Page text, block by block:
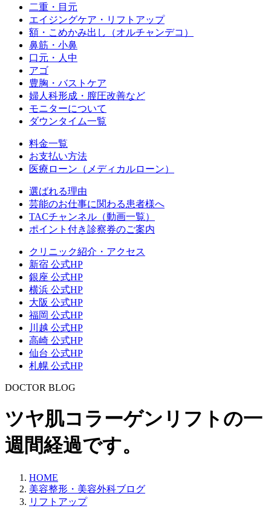
二重・目元
エイジングケア・リフトアップ
額・こめかみ出し（オルチャンデコ）
鼻筋・小鼻
口元・人中
アゴ
豊胸・バストケア
婦人科形成・膣圧改善など
モニターについて
ダウンタイム一覧
料金一覧
お支払い方法
医療ローン（メディカルローン）
選ばれる理由
芸能のお仕事に関わる患者様へ
TACチャンネル（動画一覧）
ポイント付き診察券のご案内
クリニック紹介・アクセス
新宿 公式HP
銀座 公式HP
横浜 公式HP
大阪 公式HP
福岡 公式HP
川越 公式HP
高崎 公式HP
仙台 公式HP
札幌 公式HP
DOCTOR BLOG
ツヤ肌コラーゲンリフトの一
週間経過です。
HOME
美容整形・美容外科ブログ
リフトアップ